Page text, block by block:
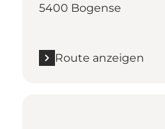
5400 Bogense
Route anzeigen